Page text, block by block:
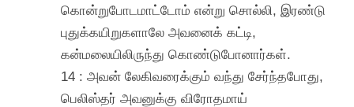
கொன்றுபோடமாட்டோம் என்று சொல்லி, இரண்டு
புதுக்கயிறுகளாலே அவனைக் கட்டி,
கன்மலையிலிருந்து கொண்டுபோனார்கள்.
14 : அவன் லேகிவரைக்கும் வந்து சேர்ந்தபோது,
பெலிஸ்தர் அவனுக்கு விரோதமாய்